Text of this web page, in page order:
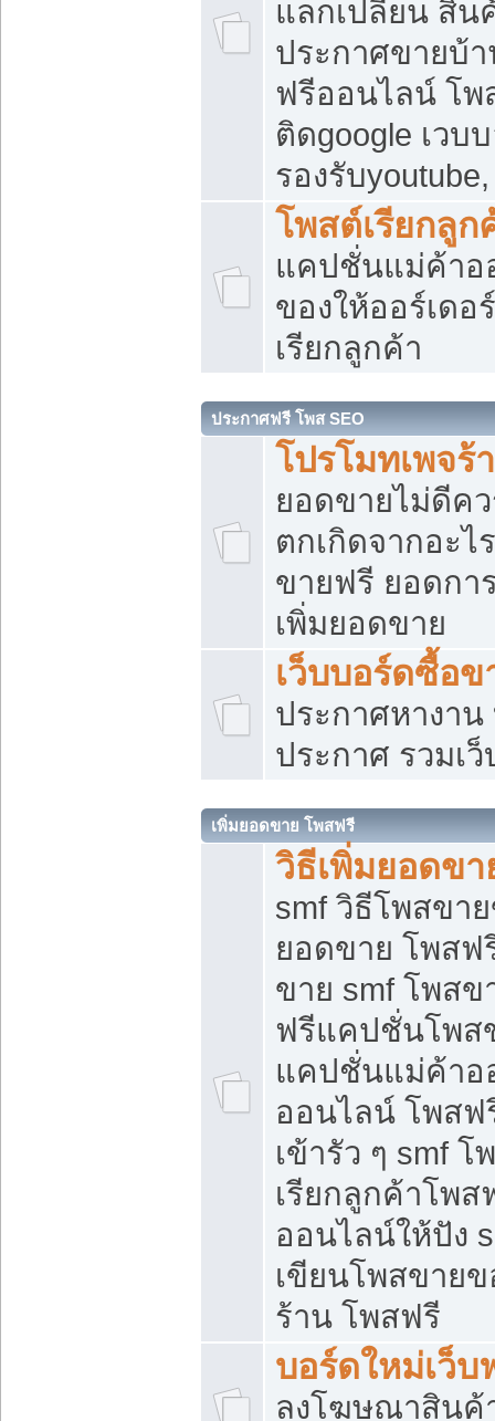
แลกเปลี่ยน สิน
ประกาศขายบ้
ฟรีออนไลน์ โพ
ติดgoogle เวบ
รองรับ
โพสต์เรียกลูก
แคปชั่นแม่ค้าอ
ของให้ออร์เดอ
เรียกลูกค้า
ประกาศฟรี โพส SEO
โปรโมทเพจร้
ยอดขายไม่ดีค
ตกเกิดจากอะไ
ขายฟรี ยอดกา
เพิ่มยอดขาย
เว็บบอร์ดซื้อข
ประกาศหางาน
ประกาศ รวมเ
เพิ่มยอดขาย โพสฟรี
วิธีเพิ่มยอดข
smf วิธีโพสขา
ยอดขาย โพสฟ
ขาย smf โพส
ฟรีแคปชั่นโพส
แคปชั่นแม่ค้า
ออนไลน์ โพสฟ
เข้ารัว ๆ smf
เรียกลูกค้าโพส
ออนไลน์ให้ปัง
เขียนโพสขาย
ร้าน โพสฟรี
บอร์ดใหม่เว็บ
ลงโฆษณาสิน